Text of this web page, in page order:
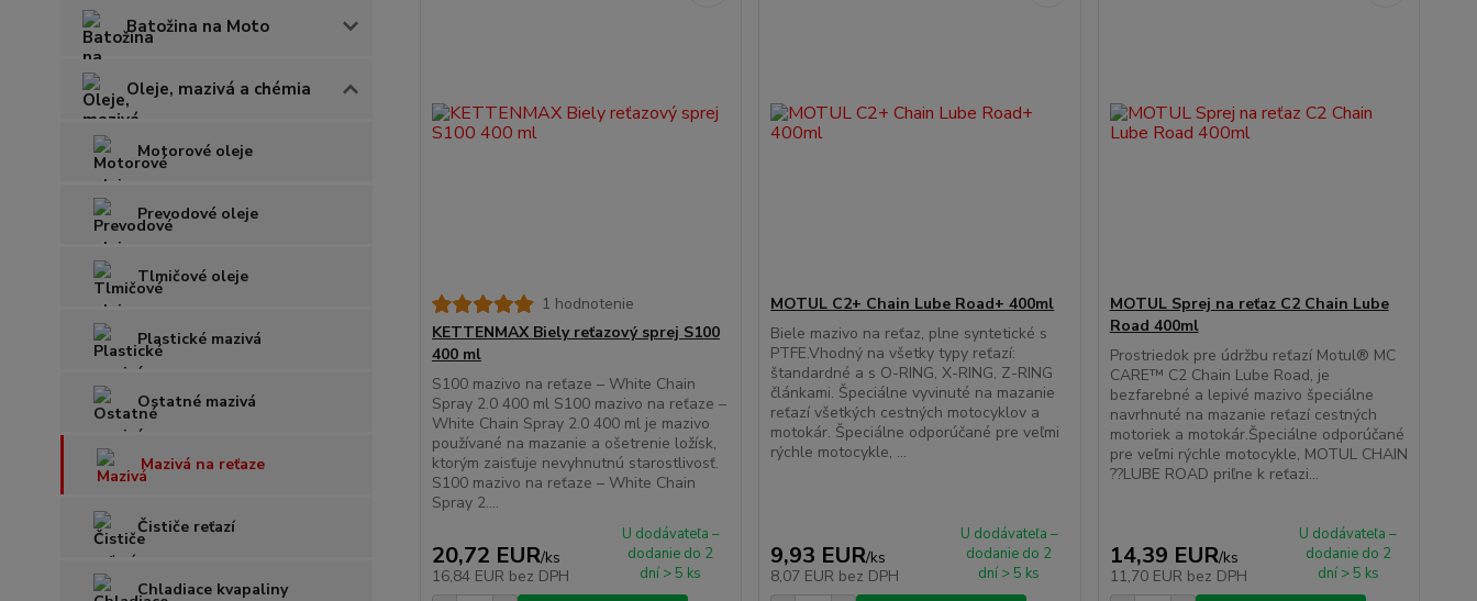
Batožina na Moto
Oleje, mazivá a chémia
Motorové oleje
Prevodové oleje
Tlmičové oleje
Plastické mazivá
Ostatné mazivá
Mazivá na reťaze
Čističe reťazí
Chladiace kvapaliny
1 hodnotenie
KETTENMAX Biely reťazový sprej S100
400 ml
S100 mazivo na reťaze – White Chain
Spray 2.0 400 ml S100 mazivo na reťaze –
White Chain Spray 2.0 400 ml je mazivo
používané na mazanie a ošetrenie ložísk,
ktorým zaisťuje nevyhnutnú starostlivosť.
S100 mazivo na reťaze – White Chain
Spray 2....
20,72 EUR/ks
16,84 EUR bez DPH
U dodávateľa –
dodanie do 2
dní > 5 ks
MOTUL C2+ Chain Lube Road+ 400ml
Biele mazivo na reťaz, plne syntetické s
PTFE.Vhodný na všetky typy reťazí:
štandardné a s O-RING, X-RING, Z-RING
článkami. Špeciálne vyvinuté na mazanie
reťazí všetkých cestných motocyklov a
motokár. Špeciálne odporúčané pre veľmi
rýchle motocykle, ...
9,93 EUR/ks
8,07 EUR bez DPH
U dodávateľa –
dodanie do 2
dní > 5 ks
MOTUL Sprej na reťaz C2 Chain Lube
Road 400ml
Prostriedok pre údržbu reťazí Motul® MC
CARE™ C2 Chain Lube Road, je
bezfarebné a lepivé mazivo špeciálne
navrhnuté na mazanie reťazí cestných
motoriek a motokár.Špeciálne odporúčané
pre veľmi rýchle motocykle, MOTUL CHAIN
??LUBE ROAD priľne k reťazi...
14,39 EUR/ks
11,70 EUR bez DPH
U dodávateľa –
dodanie do 2
dní > 5 ks